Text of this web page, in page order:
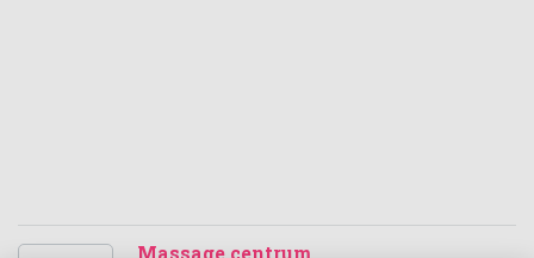
Massage centrum